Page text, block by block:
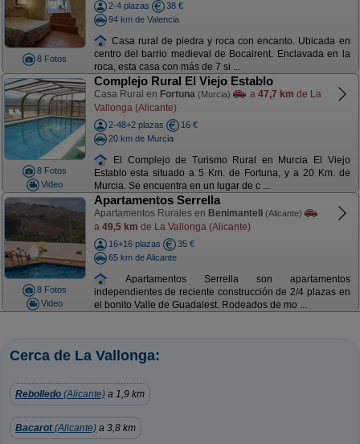
8 Fotos
2-4 plazas
38 €
94 km de Valencia
Casa rural de piedra y roca con encanto. Ubicada en
centro del barrio medieval de Bocairent. Enclavada en la
roca, esta casa con más de 7 si ...
8 Fotos
Video
Complejo Rural El Viejo Establo
Casa Rural en Fortuna (Murcia) a 47,7 km de La
Vallonga (Alicante)
2-48+2 plazas
16 €
20 km de Murcia
El Complejo de Turismo Rural en Murcia El Viejo
Establo esta situado a 5 Km. de Fortuna, y a 20 Km. de
Murcia. Se encuentra en un lugar de c ...
8 Fotos
Video
Apartamentos Serrella
Apartamentos Rurales en Benimantell (Alicante)
a 49,5 km de La Vallonga (Alicante)
16+16 plazas
35 €
65 km de Alicante
Apartamentos Serrella son apartamentos
independientes de reciente construcción de 2/4 plazas en
el bonito Valle de Guadalest. Rodeados de mo ...
Cerca de La Vallonga:
Rebolledo (Alicante) a 1,9 km
Bacarot(Alicante) a 3,8 km